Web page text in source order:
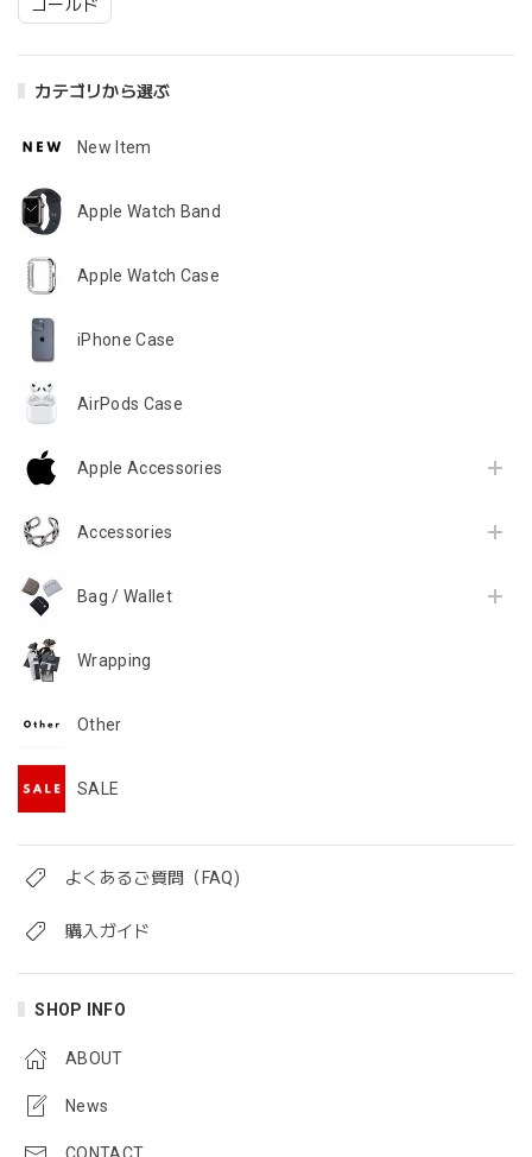
ゴールド
カテゴリから選ぶ
New Item
Apple Watch Band
Apple Watch Case
iPhone Case
AirPods Case
Apple Accessories
Accessories
Bag / Wallet
Wrapping
Other
SALE
よくあるご質問（FAQ)
購入ガイド
SHOP INFO
ABOUT
News
CONTACT